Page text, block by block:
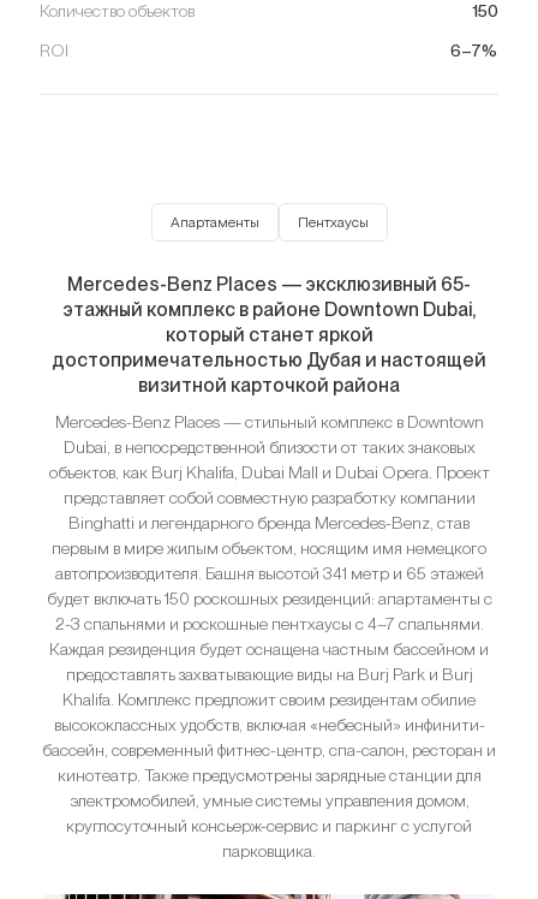
Количество объектов 150
ROI 6–7%
Апартаменты Пентхаусы
Mercedes-Benz Places — эксклюзивный 65-
этажный комплекс в районе Downtown Dubai,
который станет яркой
достопримечательностью Дубая и настоящей
визитной карточкой района
Mercedes-Benz Places — стильный комплекс в Downtown
Dubai, в непосредственной близости от таких знаковых
объектов, как Burj Khalifa, Dubai Mall и Dubai Opera. Проект
представляет собой совместную разработку компании
Binghatti и легендарного бренда Mercedes-Benz, став
первым в мире жилым объектом, носящим имя немецкого
автопроизводителя. Башня высотой 341 метр и 65 этажей
будет включать 150 роскошных резиденций: апартаменты с
2-3 спальнями и роскошные пентхаусы с 4–7 спальнями.
Каждая резиденция будет оснащена частным бассейном и
предоставлять захватывающие виды на Burj Park и Burj
Khalifa. Комплекс предложит своим резидентам обилие
высококлассных удобств, включая «небесный» инфинити-
бассейн, современный фитнес-центр, спа-салон, ресторан и
кинотеатр. Также предусмотрены зарядные станции для
электромобилей, умные системы управления домом,
круглосуточный консьерж-сервис и паркинг с услугой
парковщика.